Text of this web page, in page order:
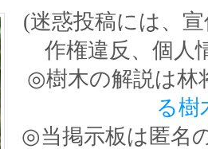
(迷惑投稿には、
作権違反、個人
◎樹木の解説は林
る樹
◎当掲示板は匿名